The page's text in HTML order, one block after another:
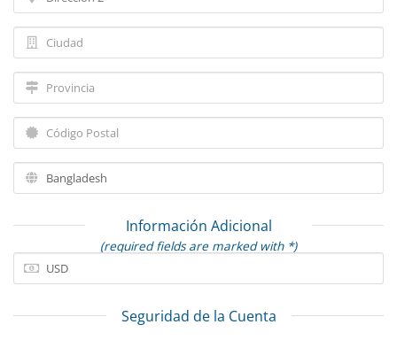
Información Adicional
(required fields are marked with *)
Seguridad de la Cuenta